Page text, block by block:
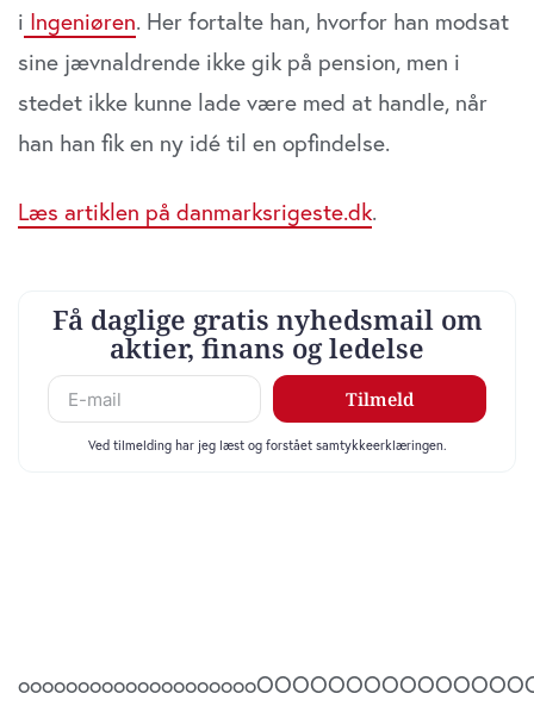
i Ingeniøren. Her fortalte han, hvorfor han modsat
sine jævnaldrende ikke gik på pension, men i
stedet ikke kunne lade være med at handle, når
han han fik en ny idé til en opfindelse.
Læs artiklen på danmarksrigeste.dk.